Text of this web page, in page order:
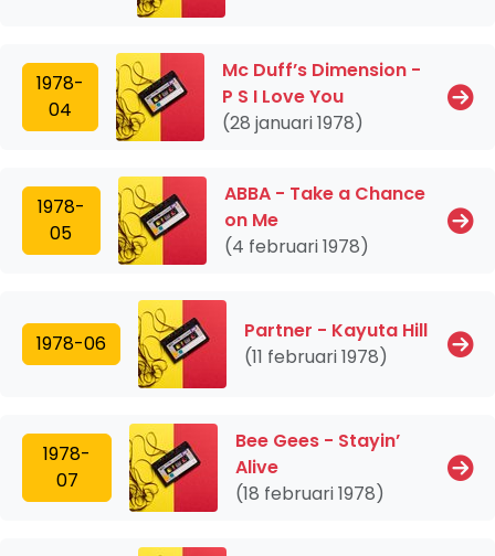
1978-
04
Mc Duff’s Dimension -
P S I Love You
(28 januari 1978)
1978-
05
ABBA - Take a Chance
on Me
(4 februari 1978)
1978-06
Partner - Kayuta Hill
(11 februari 1978)
1978-
07
Bee Gees - Stayin’
Alive
(18 februari 1978)